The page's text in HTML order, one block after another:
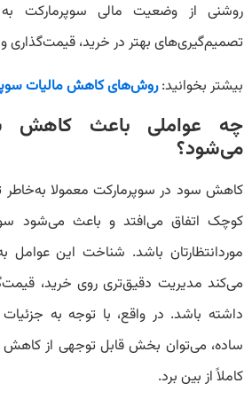
روشنی از وضعیت مالی سوپرمارکت
تصمیم‌گیری‌های بهتر در خرید، قیمت‌گذاری
بیشتر بخوانید:روش‌های کاهش مالیات
چه عواملی باعث کاهش
می‌شود؟
کاهش سود در سوپرمارکت معمولا به‌خاطر
کوچک اتفاق می‌افتد و باعث می‌شود
موردانتظارتان باشد. شناخت این
می‌کند مدیریت دقیق‌تری روی خرید،
داشته باشد. در واقع، با توجه به
ساده، می‌توان بخش قابل‌ توجهی از کاهش
کاملاً از بین برد.